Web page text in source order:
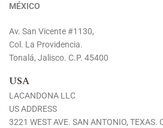
MÉXICO
Av. San Vicente #1130,
Col. La Providencia.
Tonalá, Jalisco. C.P. 45400
USA
LACANDONA LLC
US ADDRESS
3221 WEST AVE. SAN ANTONIO, TEXAS.